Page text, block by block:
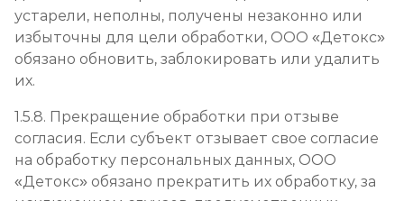
устарели, неполны, получены незаконно или
избыточны для цели обработки, ООО «Детокс»
обязано обновить, заблокировать или удалить
их.
1.5.8. Прекращение обработки при отзыве
согласия. Если субъект отзывает свое согласие
на обработку персональных данных, ООО
«Детокс» обязано прекратить их обработку, за